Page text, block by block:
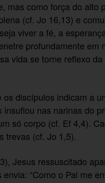
mas como força do alto
(cf. Jo 16,13) e
viver a fé, a
profundamente em
vida se torne reflexo
discípulos indicam a
nas narinas do
só corpo (cf. Ef 4,4).
trevas (cf. Jo 1,5).
Jesus ressuscitado
“Como o Pai me